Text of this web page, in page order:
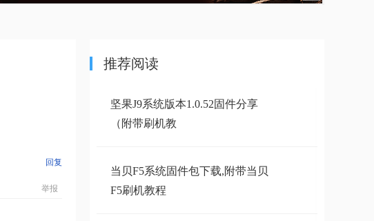
回复
举报
推荐阅读
坚果J9系统版本1.0.52固件分享
（附带刷机教
当贝F5系统固件包下载,附带当贝
F5刷机教程